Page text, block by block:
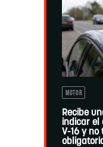
MOTOR
Recibe
indicar el
V-16 y no